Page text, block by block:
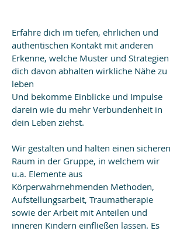
Erfahre dich im tiefen, ehrlichen und
authentischen Kontakt mit anderen
Erkenne, welche Muster und Strategien
dich davon abhalten wirkliche Nähe zu
leben
Und bekomme Einblicke und Impulse
darein wie du mehr Verbundenheit in
dein Leben ziehst.
Wir gestalten und halten einen sicheren
Raum in der Gruppe, in welchem wir
u.a. Elemente aus
Körperwahrnehmenden Methoden,
Aufstellungsarbeit, Traumatherapie
sowie der Arbeit mit Anteilen und
inneren Kindern einfließen lassen. Es